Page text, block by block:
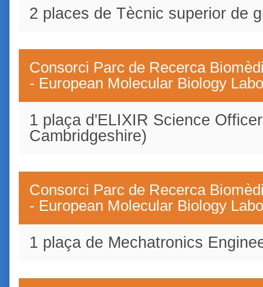
2 places de Tècnic superior de
Consorci Parc de Recerca
- European Molecular Biology
1 plaça d'ELIXIR Science
Cambridgeshire)
Consorci Parc de Recerca
- European Molecular Biology
1 plaça de Mechatronics